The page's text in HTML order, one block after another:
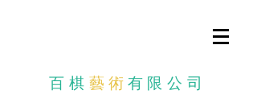
百棋 藝 術 有限公司